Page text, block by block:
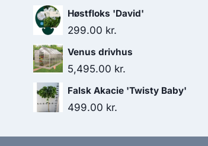
Høstfloks 'David'
299.00 kr.
Venus drivhus
5,495.00 kr.
Falsk Akacie 'Twisty Baby'
499.00 kr.